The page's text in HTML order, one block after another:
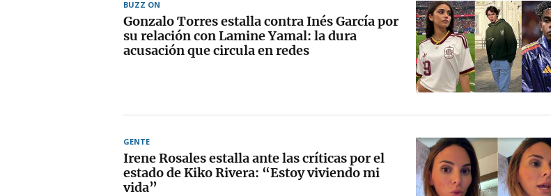
BUZZ ON
Gonzalo Torres estalla contra Inés García por
su relación con Lamine Yamal: la dura
acusación que circula en redes
GENTE
Irene Rosales estalla ante las críticas por el
estado de Kiko Rivera: “Estoy viviendo mi
vida”